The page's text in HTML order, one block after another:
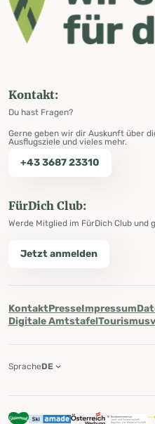
Kontakt:
Du hast Fragen?
Gerne geben wir dir Auskunft über
Ausflugsziele und vieles mehr.
+43 3687 23310
FürDich Club:
Werde Mitglied im FürDich Club und
Jetzt anmelden
KontaktPresseImpressum
Digitale Amtstafel
SpracheDE